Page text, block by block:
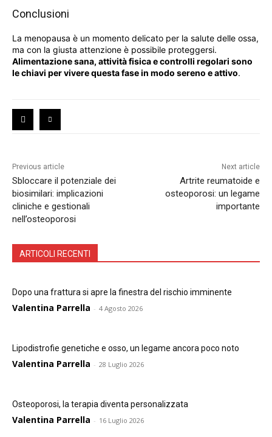
Conclusioni
La menopausa è un momento delicato per la salute delle ossa,
ma con la giusta attenzione è possibile proteggersi.
Alimentazione sana, attività fisica e controlli regolari sono
le chiavi per vivere questa fase in modo sereno e attivo.
Previous article
Sbloccare il potenziale dei
biosimilari: implicazioni
cliniche e gestionali
nell’osteoporosi
Next article
Artrite reumatoide e
osteoporosi: un legame
importante
ARTICOLI RECENTI
Dopo una frattura si apre la finestra del rischio imminente
Valentina Parrella - 4 Agosto 2026
Lipodistrofie genetiche e osso, un legame ancora poco noto
Valentina Parrella - 28 Luglio 2026
Osteoporosi, la terapia diventa personalizzata
Valentina Parrella - 16 Luglio 2026